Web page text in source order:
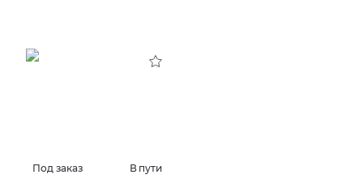
Под заказ В пути